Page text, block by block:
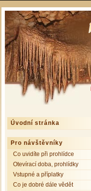
Úvodní stránka
Pro návštěvníky
Co uvidíte při prohlídce
Otevírací doba, prohlídky
Vstupné a příplatky
Co je dobré dále vědět